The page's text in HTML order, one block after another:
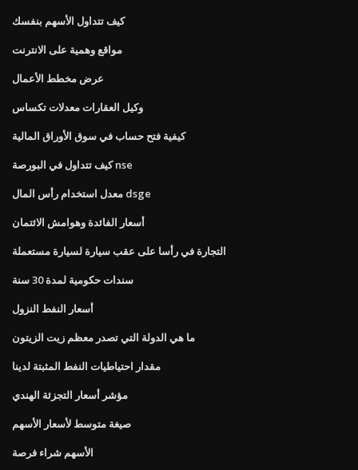
كيف تتداول الأسهم بنفسك
مواقع وهمية على الانترنت
عرض مخطط الأعمال
وكيل العقارات معدلات تكساس
كيفية فتح حساب في سوق الأوراق المالية
كيف تتداول في البورصة nse
معدل استخدام رأس المال dsge
أسعار الفائدة وهوامش الائتمان
التجارة في رأسا على عقب سيارة لسيارة مستعملة
سندات حكومية لمدة 30 سنة
أسعار النفط النزول
ما هي الدولة التي تصدر معظم زيت الزيتون
مقدار احتياطيات النفط المثبتة لدينا
مؤشر أسعار التجزئة الهندي
صيغة متوسط ​​لأسعار الأسهم
الأسهم شراء فرصة